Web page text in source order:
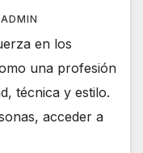
ADMIN
en los
una profesión
técnica y estilo.
acceder a